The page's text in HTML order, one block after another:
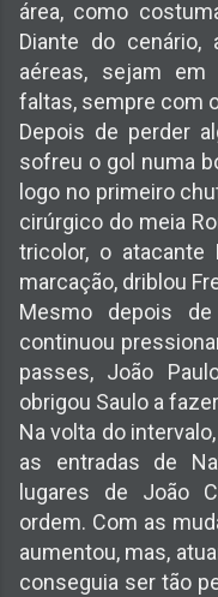
área, como
Diante do
aéreas, sejam
faltas, sempre com
Depois de perder
sofreu o gol numa
logo no primeiro
cirúrgico do meia
tricolor, o atacante
marcação, driblou
Mesmo depois
continuou
passes, João
obrigou Saulo a
Na volta do
as entradas de
lugares de João
ordem. Com as
aumentou, mas,
conseguia ser tão